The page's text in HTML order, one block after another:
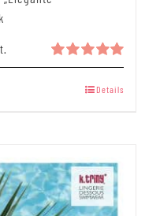
Bewertet
5.00Details